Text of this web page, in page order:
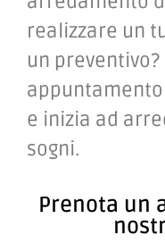
Sei
arredamento
realizzare un
un preventivo?
appuntamento
sogni.